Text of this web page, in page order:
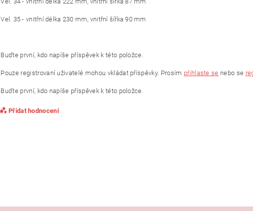
Vel. 35 - vnitřní délka 230 mm, vnitřní šířka 90 mm
Buďte první, kdo napíše příspěvek k této položce.
Pouze registrovaní uživatelé mohou vkládat příspěvky. Prosím přihlaste se nebo se
Buďte první, kdo napíše příspěvek k této položce.
Přidat hodnocení